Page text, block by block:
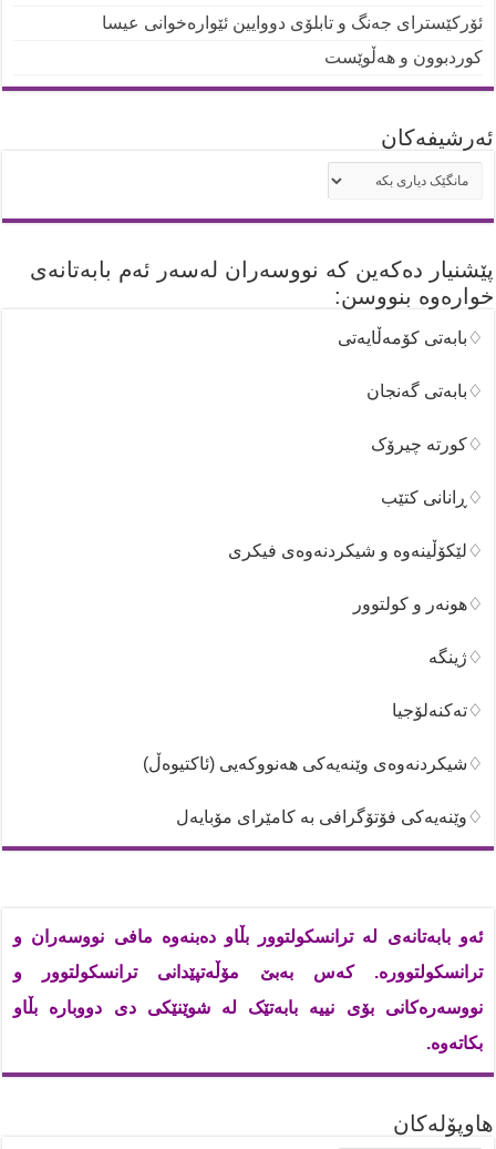
ئۆرکێسترای جەنگ و تابلۆی دووایین ئێوارەخوانی عیسا
کوردبوون و هەڵوێست
ئه‌رشیفه‌کان
ئه‌رشیفه‌کان
پێشنیار دەکەین کە نووسەران لەسەر ئەم بابەتانەی
خوارەوە بنووسن:
♢بابەتی کۆمەڵایەتی
♢بابەتی گەنجان
♢کورتە چیرۆک
♢ڕانانی کتێب
♢لێکۆڵینەوە و شیکردنەوەی فیکری
♢هونەر و کولتوور
♢ژینگە
♢تەکنەلۆجیا
♢شیکردنەوەی وێنەیەکی هەنووکەیی (ئاکتیوەڵ)
♢وێنەیەکی فۆتۆگرافی بە کامێرای مۆبایەل
ئەو بابەتانەی لە ترانسکولتوور بڵاو دەبنەوە مافی نووسەران و
ترانسکولتوورە. کەس بەبێ مۆڵەتپێدانی ترانسکولتوور و
نووسەرەکانی بۆی نییە بابەتێک لە شوێنێکی دی دووبارە بڵاو
بکاتەوە.
هاوپۆله‌كان